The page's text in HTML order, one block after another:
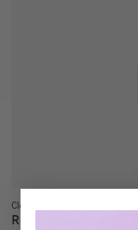
Clean Beauty
Rosehip Facial Oil